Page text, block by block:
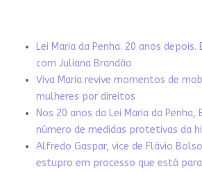
Lei Maria da Penha. 20 anos
com Juliana Brandão
Viva Maria revive momentos de
mulheres por direitos
Nos 20 anos da Lei Maria da
número de medidas protetivas da
Alfredo Gaspar, vice de Flávio
estupro em processo que está